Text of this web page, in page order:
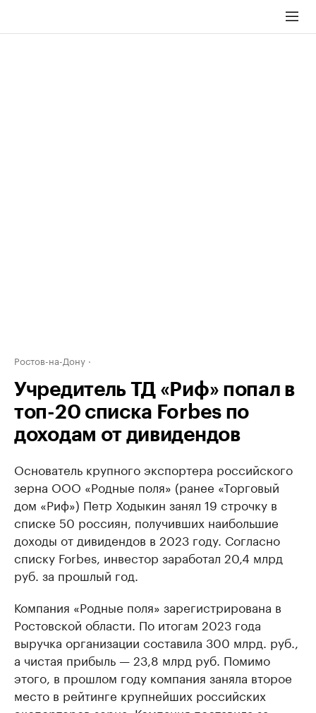
Ростов-на-Дону
Учредитель ТД «Риф» попал в
топ-20 списка Forbes по
доходам от дивидендов
Основатель крупного экспортера российского
зерна ООО «Родные поля» (ранее «Торговый
дом «Риф») Петр Ходыкин занял 19 строчку в
списке 50 россиян, получивших наибольшие
доходы от дивидендов в 2023 году. Согласно
списку Forbes, инвестор заработал 20,4 млрд
руб. за прошлый год.
Компания «Родные поля» зарегистрирована в
Ростовской области. По итогам 2023 года
выручка организации составила 300 млрд. руб.,
а чистая прибыль — 23,8 млрд руб. Помимо
этого, в прошлом году компания заняла второе
место в рейтинге крупнейших российских